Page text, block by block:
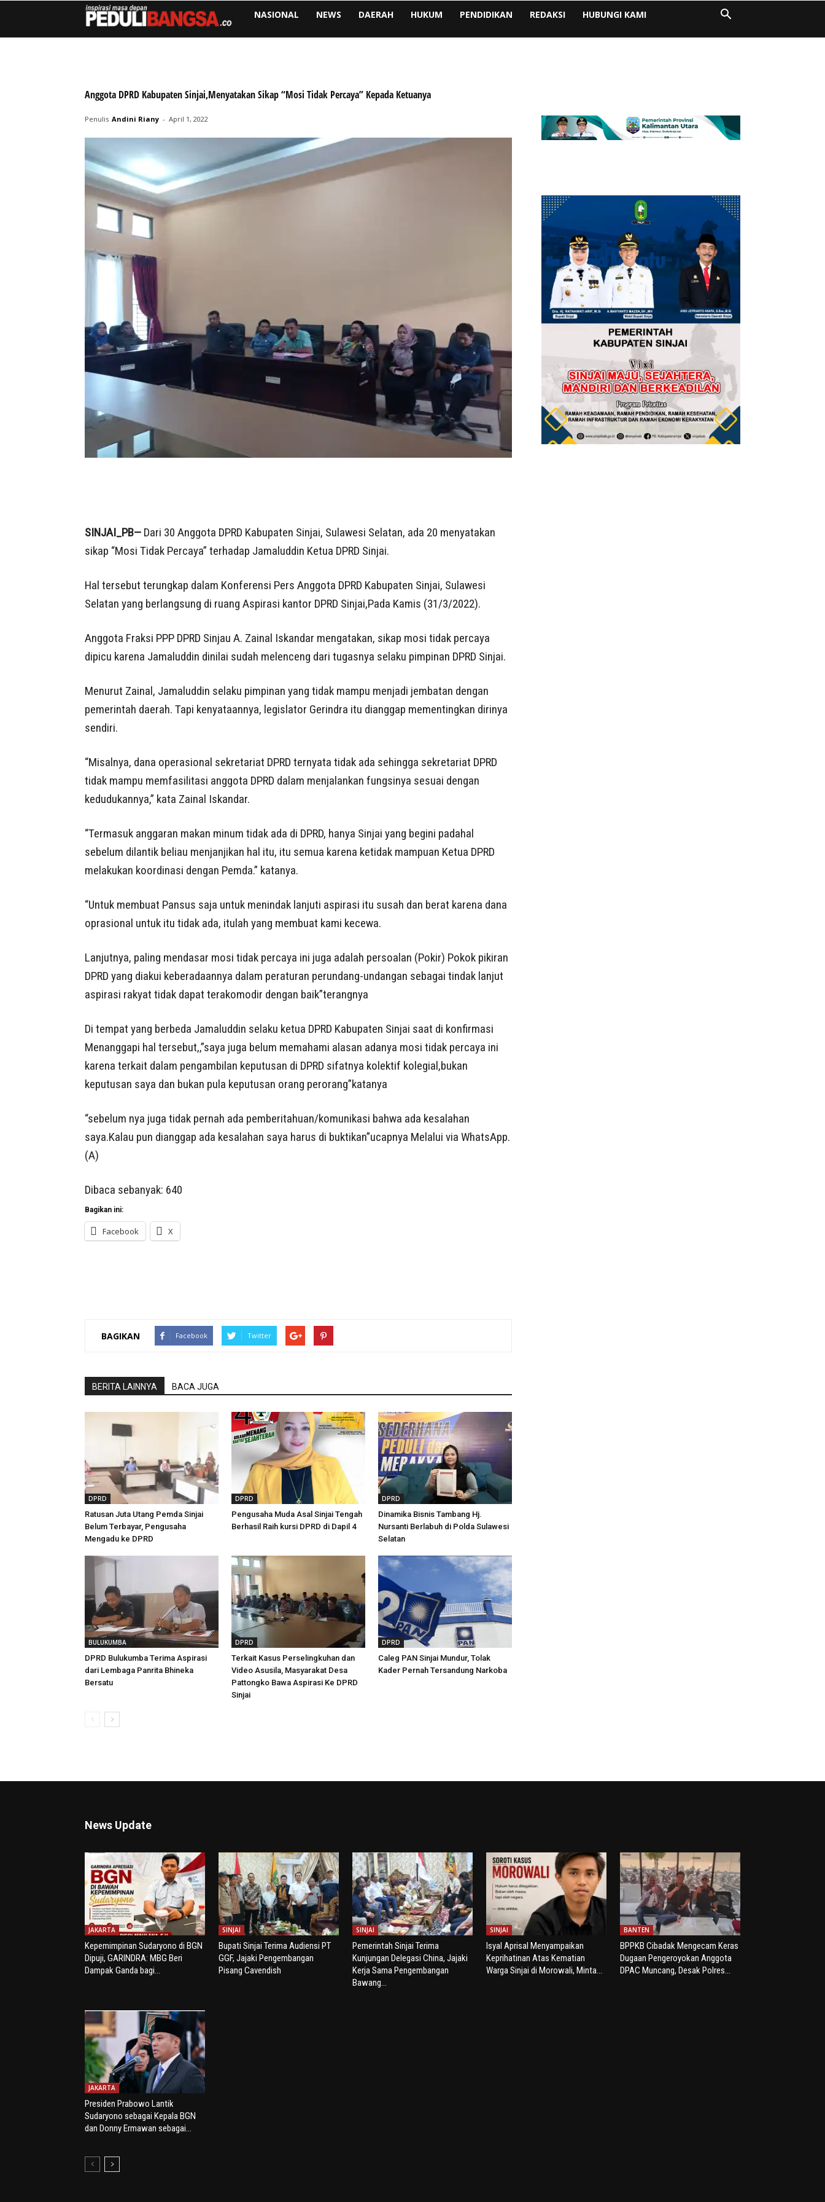
NASIONAL NEWS DAERAH HUKUM PENDIDIKAN REDAKSI HUBUNGI KAMI
Anggota DPRD Kabupaten Sinjai,Menyatakan Sikap “Mosi Tidak Percaya” Kepada Ketuanya
Penulis Andini Riany - April 1, 2022
SINJAI_PB— Dari 30 Anggota DPRD Kabupaten Sinjai, Sulawesi Selatan, ada 20 menyatakan
sikap “Mosi Tidak Percaya” terhadap Jamaluddin Ketua DPRD Sinjai.
Hal tersebut terungkap dalam Konferensi Pers Anggota DPRD Kabupaten Sinjai, Sulawesi
Selatan yang berlangsung di ruang Aspirasi kantor DPRD Sinjai,Pada Kamis (31/3/2022).
Anggota Fraksi PPP DPRD Sinjau A. Zainal Iskandar mengatakan, sikap mosi tidak percaya
dipicu karena Jamaluddin dinilai sudah melenceng dari tugasnya selaku pimpinan DPRD Sinjai.
Menurut Zainal, Jamaluddin selaku pimpinan yang tidak mampu menjadi jembatan dengan
pemerintah daerah. Tapi kenyataannya, legislator Gerindra itu dianggap mementingkan dirinya
sendiri.
“Misalnya, dana operasional sekretariat DPRD ternyata tidak ada sehingga sekretariat DPRD
tidak mampu memfasilitasi anggota DPRD dalam menjalankan fungsinya sesuai dengan
kedudukannya,” kata Zainal Iskandar.
“Termasuk anggaran makan minum tidak ada di DPRD, hanya Sinjai yang begini padahal
sebelum dilantik beliau menjanjikan hal itu, itu semua karena ketidak mampuan Ketua DPRD
melakukan koordinasi dengan Pemda.” katanya.
“Untuk membuat Pansus saja untuk menindak lanjuti aspirasi itu susah dan berat karena dana
oprasional untuk itu tidak ada, itulah yang membuat kami kecewa.
Lanjutnya, paling mendasar mosi tidak percaya ini juga adalah persoalan (Pokir) Pokok pikiran
DPRD yang diakui keberadaannya dalam peraturan perundang-undangan sebagai tindak lanjut
aspirasi rakyat tidak dapat terakomodir dengan baik”terangnya
Di tempat yang berbeda Jamaluddin selaku ketua DPRD Kabupaten Sinjai saat di konfirmasi
Menanggapi hal tersebut,,”saya juga belum memahami alasan adanya mosi tidak percaya ini
karena terkait dalam pengambilan keputusan di DPRD sifatnya kolektif kolegial,bukan
keputusan saya dan bukan pula keputusan orang perorang”katanya
“sebelum nya juga tidak pernah ada pemberitahuan/komunikasi bahwa ada kesalahan
saya.Kalau pun dianggap ada kesalahan saya harus di buktikan”ucapnya Melalui via WhatsApp.
(A)
Dibaca sebanyak: 640
Bagikan ini:
Facebook X
BAGIKAN Facebook Twitter
BERITA LAINNYA BACA JUGA
DPRD
Ratusan Juta Utang Pemda Sinjai
Belum Terbayar, Pengusaha
Mengadu ke DPRD
DPRD
Pengusaha Muda Asal Sinjai Tengah
Berhasil Raih kursi DPRD di Dapil 4
DPRD
Dinamika Bisnis Tambang Hj.
Nursanti Berlabuh di Polda Sulawesi
Selatan
BULUKUMBA
DPRD Bulukumba Terima Aspirasi
dari Lembaga Panrita Bhineka
Bersatu
DPRD
Terkait Kasus Perselingkuhan dan
Video Asusila, Masyarakat Desa
Pattongko Bawa Aspirasi Ke DPRD
Sinjai
DPRD
Caleg PAN Sinjai Mundur, Tolak
Kader Pernah Tersandung Narkoba
News Update
JAKARTA
Kepemimpinan Sudaryono di BGN
Dipuji, GARINDRA: MBG Beri
Dampak Ganda bagi...
SINJAI
Bupati Sinjai Terima Audiensi PT
GGF, Jajaki Pengembangan
Pisang Cavendish
SINJAI
Pemerintah Sinjai Terima
Kunjungan Delegasi China, Jajaki
Kerja Sama Pengembangan
Bawang...
SINJAI
Isyal Aprisal Menyampaikan
Keprihatinan Atas Kematian
Warga Sinjai di Morowali, Minta...
BANTEN
BPPKB Cibadak Mengecam Keras
Dugaan Pengeroyokan Anggota
DPAC Muncang, Desak Polres...
JAKARTA
Presiden Prabowo Lantik
Sudaryono sebagai Kepala BGN
dan Donny Ermawan sebagai...